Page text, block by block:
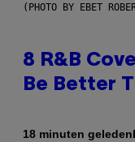
(PHOTO BY EBET
8 R&B
Be Better
18 minuten geleden